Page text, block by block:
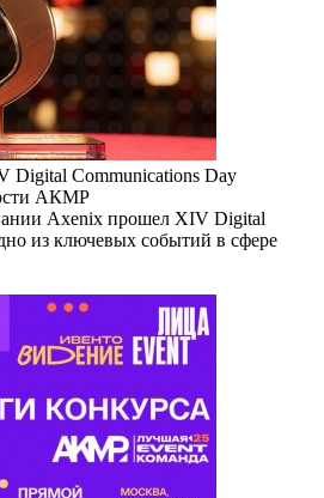
Digital Communications Day
АКМР
Axenix прошел XIV Digital
из ключевых событий в сфере